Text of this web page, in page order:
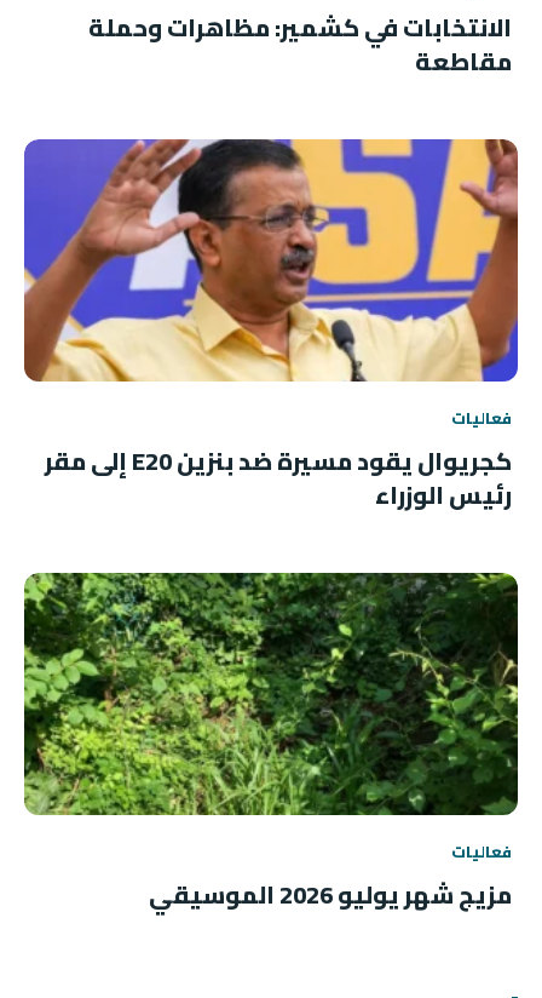
الانتخابات في كشمير: مظاهرات وحملة
مقاطعة
فعاليات
كجريوال يقود مسيرة ضد بنزين E20 إلى مقر
رئيس الوزراء
فعاليات
مزيج شهر يوليو 2026 الموسيقي